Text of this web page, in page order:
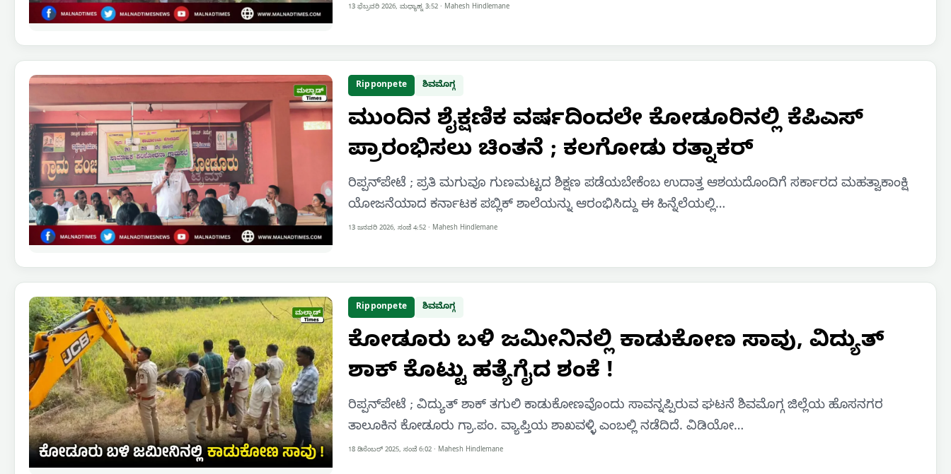
13 ಫೆಬ್ರವರಿ 2026, ಮಧ್ಯಾಹ್ನ 3:52 · Mahesh Hindlemane
Ripponpete ಶಿವಮೊಗ್ಗ
ಮುಂದಿನ ಶೈಕ್ಷಣಿಕ ವರ್ಷದಿಂದಲೇ ಕೋಡೂರಿನಲ್ಲಿ ಕೆಪಿಎಸ್
ಪ್ರಾರಂಭಿಸಲು ಚಿಂತನೆ ; ಕಲಗೋಡು ರತ್ನಾಕರ್
ರಿಪ್ಪನ್‌ಪೇಟೆ ; ಪ್ರತಿ ಮಗುವೂ ಗುಣಮಟ್ಟದ ಶಿಕ್ಷಣ ಪಡೆಯಬೇಕೆಂಬ ಉದಾತ್ತ ಆಶಯದೊಂದಿಗೆ ಸರ್ಕಾರದ ಮಹತ್ವಾಕಾಂಕ್ಷಿ
ಯೋಜನೆಯಾದ ಕರ್ನಾಟಕ ಪಬ್ಲಿಕ್‌ ಶಾಲೆಯನ್ನು ಆರಂಭಿಸಿದ್ದು ಈ ಹಿನ್ನೆಲೆಯಲ್ಲಿ…
13 ಜನವರಿ 2026, ಸಂಜೆ 4:52 · Mahesh Hindlemane
Ripponpete ಶಿವಮೊಗ್ಗ
ಕೋಡೂರು ಬಳಿ ಜಮೀನಿನಲ್ಲಿ ಕಾಡುಕೋಣ ಸಾವು, ವಿದ್ಯುತ್
ಶಾಕ್ ಕೊಟ್ಟು ಹತ್ಯೆಗೈದ ಶಂಕೆ !
ರಿಪ್ಪನ್‌ಪೇಟೆ ; ವಿದ್ಯುತ್ ಶಾಕ್ ತಗುಲಿ ಕಾಡುಕೋಣವೊಂದು ಸಾವನ್ನಪ್ಪಿರುವ ಘಟನೆ ಶಿವಮೊಗ್ಗ ಜಿಲ್ಲೆಯ ಹೊಸನಗರ
ತಾಲೂಕಿನ ಕೋಡೂರು ಗ್ರಾ.ಪಂ. ವ್ಯಾಪ್ತಿಯ ಶಾಖವಳ್ಳಿ ಎಂಬಲ್ಲಿ ನಡೆದಿದೆ. ವಿಡಿಯೋ…
18 ಡಿಸೆಂಬರ್ 2025, ಸಂಜೆ 6:02 · Mahesh Hindlemane